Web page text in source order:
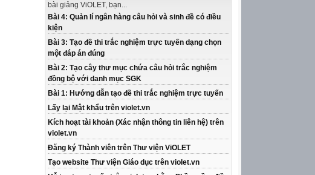
bài giảng ViOLET, bạn...
Bài 4: Quản lí ngân hàng câu hỏi và sinh đề có điều
kiện
Bài 3: Tạo đề thi trắc nghiệm trực tuyến dạng chọn
một đáp án đúng
Bài 2: Tạo cây thư mục chứa câu hỏi trắc nghiệm
đồng bộ với danh mục SGK
Bài 1: Hướng dẫn tạo đề thi trắc nghiệm trực tuyến
Lấy lại Mật khẩu trên violet.vn
Kích hoạt tài khoản (Xác nhận thông tin liên hệ) trên
violet.vn
Đăng ký Thành viên trên Thư viện ViOLET
Tạo website Thư viện Giáo dục trên violet.vn